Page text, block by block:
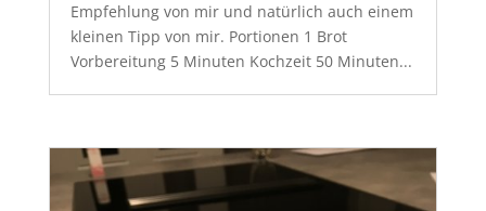
Empfehlung von mir und natürlich auch einem
kleinen Tipp von mir. Portionen 1 Brot
Vorbereitung 5 Minuten Kochzeit 50 Minuten...